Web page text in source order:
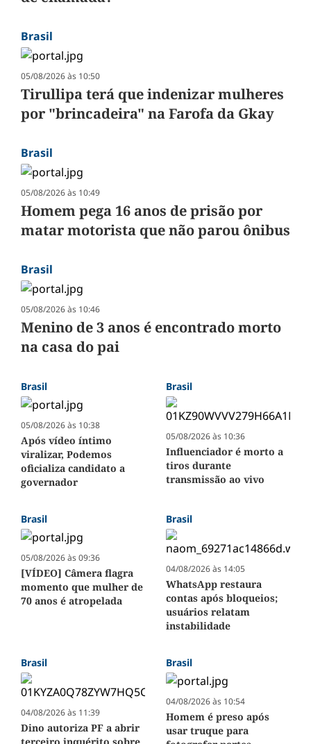
Brasil
05/08/2026 às 10:50
Tirullipa terá que indenizar mulheres
por "brincadeira" na Farofa da Gkay
Brasil
05/08/2026 às 10:49
Homem pega 16 anos de prisão por
matar motorista que não parou ônibus
Brasil
05/08/2026 às 10:46
Menino de 3 anos é encontrado morto
na casa do pai
Brasil
05/08/2026 às 10:38
Após vídeo íntimo
viralizar, Podemos
oficializa candidato a
governador
Brasil
05/08/2026 às 10:36
Influenciador é morto a
tiros durante
transmissão ao vivo
Brasil
05/08/2026 às 09:36
[VÍDEO] Câmera flagra
momento que mulher de
70 anos é atropelada
Brasil
04/08/2026 às 14:05
WhatsApp restaura
contas após bloqueios;
usuários relatam
instabilidade
Brasil
04/08/2026 às 11:39
Dino autoriza PF a abrir
Brasil
04/08/2026 às 10:54
Homem é preso após
usar truque para